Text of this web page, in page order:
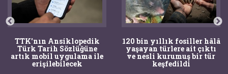
TTK'nın Ansiklopedik
Türk Tarih Sözlüğüne
artık mobil uygulama ile
erişilebilecek
120 bin yıllık fosiller hâlâ
yaşayan türlere ait çıktı
ve nesli kurumuş bir tür
keşfedildi